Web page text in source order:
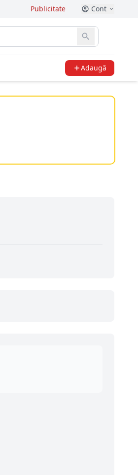
Publicitate Cont
Adaugă